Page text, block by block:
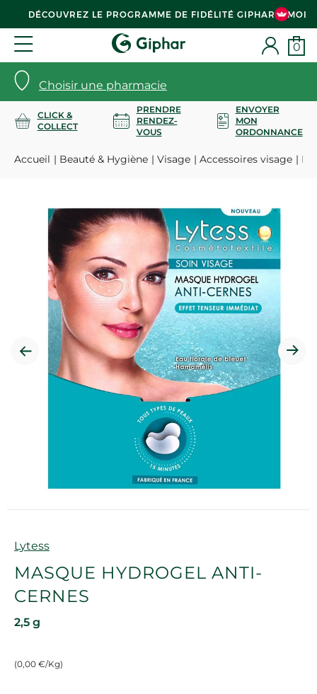
DÉCOUVREZ LE PROGRAMME DE FIDÉLITÉ GIPHAR & MOI
Choisir une pharmacie
0
CLICK &
COLLECT
PRENDRE
RENDEZ-
VOUS
ENVOYER
MON
ORDONNANCE
Accueil Beauté & Hygiène Visage Accessoires visage
Marque
Lytess
MASQUE HYDROGEL ANTI-
CERNES
2,5 g
(0,00 €/Kg)